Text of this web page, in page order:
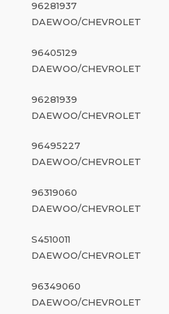
96281937
DAEWOO/CHEVROLET
96405129
DAEWOO/CHEVROLET
96281939
DAEWOO/CHEVROLET
96495227
DAEWOO/CHEVROLET
96319060
DAEWOO/CHEVROLET
S4510011
DAEWOO/CHEVROLET
96349060
DAEWOO/CHEVROLET